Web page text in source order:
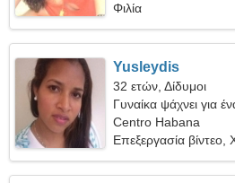
Φιλία
Yusleydis
32 ετών, Δίδυμοι
Γυναίκα ψάχνει για
Centro Habana
Επεξεργασία βίντεο,